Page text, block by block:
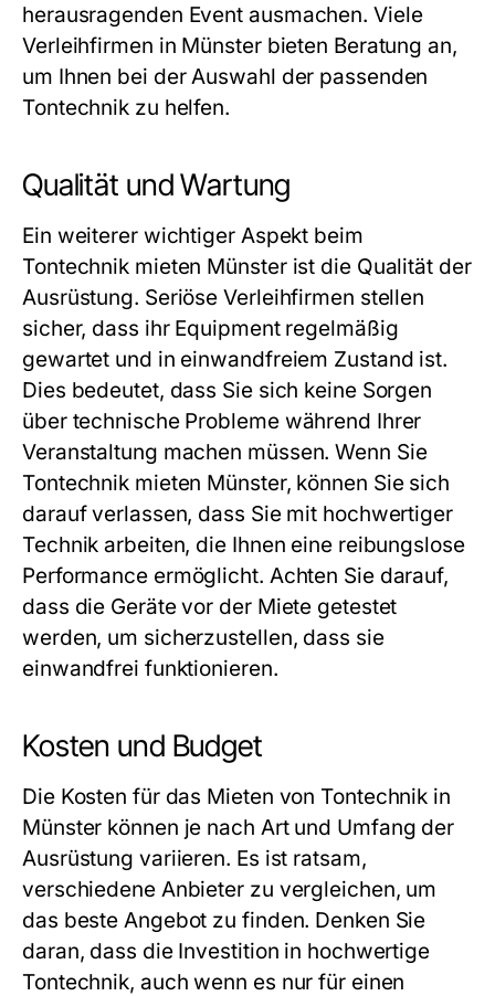
herausragenden Event ausmachen. Viele
Verleihfirmen in Münster bieten Beratung an,
um Ihnen bei der Auswahl der passenden
Tontechnik zu helfen.
Qualität und Wartung
Ein weiterer wichtiger Aspekt beim
Tontechnik mieten Münster ist die Qualität der
Ausrüstung. Seriöse Verleihfirmen stellen
sicher, dass ihr Equipment regelmäßig
gewartet und in einwandfreiem Zustand ist.
Dies bedeutet, dass Sie sich keine Sorgen
über technische Probleme während Ihrer
Veranstaltung machen müssen. Wenn Sie
Tontechnik mieten Münster, können Sie sich
darauf verlassen, dass Sie mit hochwertiger
Technik arbeiten, die Ihnen eine reibungslose
Performance ermöglicht. Achten Sie darauf,
dass die Geräte vor der Miete getestet
werden, um sicherzustellen, dass sie
einwandfrei funktionieren.
Kosten und Budget
Die Kosten für das Mieten von Tontechnik in
Münster können je nach Art und Umfang der
Ausrüstung variieren. Es ist ratsam,
verschiedene Anbieter zu vergleichen, um
das beste Angebot zu finden. Denken Sie
daran, dass die Investition in hochwertige
Tontechnik, auch wenn es nur für einen